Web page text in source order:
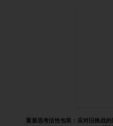
重新思考活性包装：应对旧挑战